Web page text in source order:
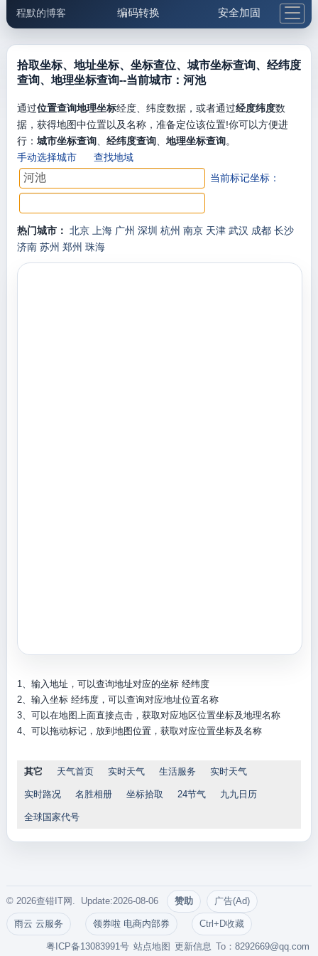
程默的博客 编码转换 安全加固
邮件工具 生活便民 更多工具
拾取坐标、地址坐标、坐标查位、城市坐标查询、经纬度
查询、地理坐标查询--当前城市：河池
通过位置查询地理坐标经度、纬度数据，或者通过经度纬度数
据，获得地图中位置以及名称，准备定位该位置!你可以方便进
行： 城市坐标查询、 经纬度查询、 地理坐标查询。
手动选择城市
查找地域
当前标记坐标：
热门城市： 北京 上海 广州 深圳 杭州 南京 天津 武汉 成都 长沙
济南 苏州 郑州 珠海
1、输入地址，可以查询地址对应的坐标 经纬度
2、输入坐标 经纬度，可以查询对应地址位置名称
3、可以在地图上面直接点击，获取对应地区位置坐标及地理名称
4、可以拖动标记，放到地图位置，获取对应位置坐标及名称
其它 天气首页 实时天气 生活服务 实时天气
实时路况 名胜相册 坐标拾取 24节气 九九日历
全球国家代号
© 2026查错IT网. Update:2026-08-06 赞助 广告(Ad)
雨云 云服务 领券啦 电商内部券 Ctrl+D收藏
To：8292669@qq.com
更新信息
站点地图
粤ICP备13083991号